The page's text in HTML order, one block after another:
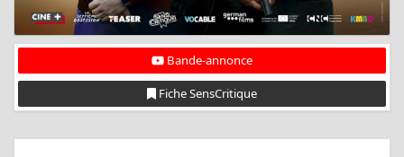
Bande-annonce
Fiche SensCritique